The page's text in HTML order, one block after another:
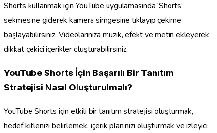
Shorts kullanmak için YouTube uygulamasında ‘Shorts’
sekmesine giderek kamera simgesine tıklayıp çekime
başlayabilirsiniz. Videolarınıza müzik, efekt ve metin ekleyerek
dikkat çekici içerikler oluşturabilirsiniz.
YouTube Shorts İçin Başarılı Bir Tanıtım
Stratejisi Nasıl Oluşturulmalı?
YouTube Shorts için etkili bir tanıtım stratejisi oluşturmak,
hedef kitlenizi belirlemek, içerik planınızı oluşturmak ve izleyici